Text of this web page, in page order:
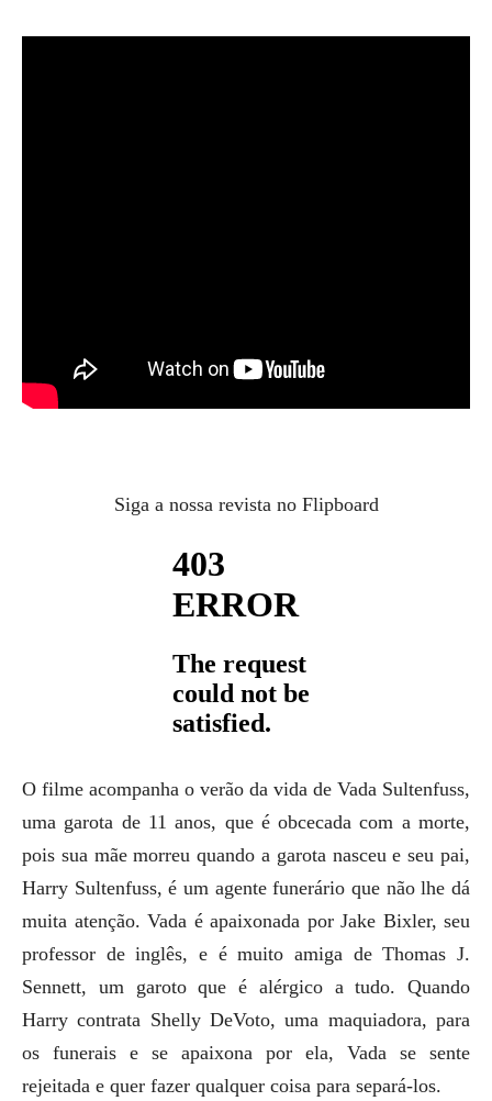
Siga a nossa revista no Flipboard
O filme acompanha o verão da vida de Vada Sultenfuss,
uma garota de 11 anos, que é obcecada com a morte,
pois sua mãe morreu quando a garota nasceu e seu pai,
Harry Sultenfuss, é um agente funerário que não lhe dá
muita atenção. Vada é apaixonada por Jake Bixler, seu
professor de inglês, e é muito amiga de Thomas J.
Sennett, um garoto que é alérgico a tudo. Quando
Harry contrata Shelly DeVoto, uma maquiadora, para
os funerais e se apaixona por ela, Vada se sente
rejeitada e quer fazer qualquer coisa para separá-los.